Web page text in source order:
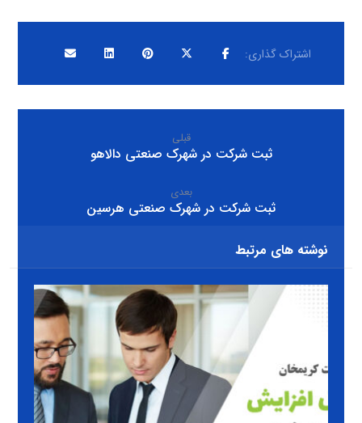
قبلی
ثبت شرکت در شهرک صنعتی دالاهو
بعدی
ثبت شرکت در شهرک صنعتی هرسين
نوشته های مرتبط